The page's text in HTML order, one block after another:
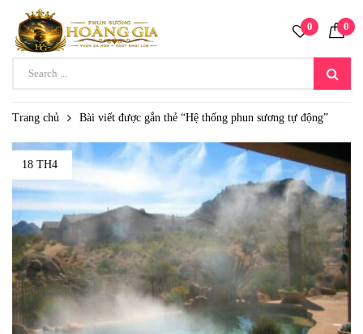
0 0
Trang chủ Bài viết được gắn thẻ “Hệ thống phun sương tự động”
18 TH4